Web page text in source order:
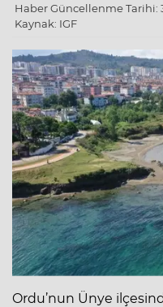
Haber Güncellenme Tarihi:
Kaynak: IGF
Ordu’nun Ünye